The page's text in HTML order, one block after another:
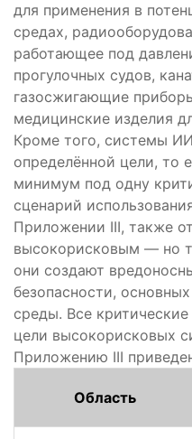
для применения в
средах,
работающее под
прогулочных судов,
газосжигающие
медицинские изделия
Кроме того, системы
определённой цели, то
минимум под одну
сценарий
Приложении III, также
высокорисковым — но
они создают
безопасности,
среды. Все
цели высокорисковых
Приложению III
Область